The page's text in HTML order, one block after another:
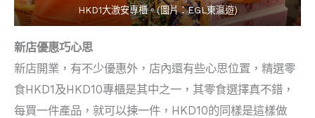
HKD1大激安專櫃。(圖片：EGL東瀛遊)
新店優惠巧心思
新店開業，有不少優惠外，店內還有些心思位置，精選零
食HKD1及HKD10專櫃是其中之一，其零食選擇真不錯，
每買一件產品，就可以揀一件，HKD10的同樣是這樣做